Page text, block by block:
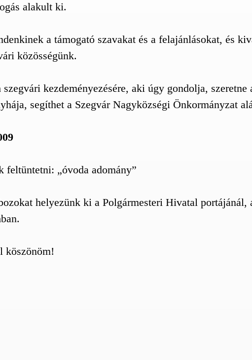
alakult ki.
a támogató szavakat és a felajánlásokat, és
közösségünk.
kezdeményezésére, aki úgy gondolja,
segíthet a Szegvár Nagyközségi Önkormányzat
feltüntetni: „óvoda adomány”
helyezünk ki a Polgármesteri Hivatal
köszönöm!